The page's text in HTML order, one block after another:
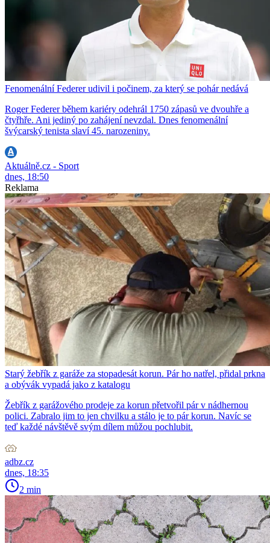
Fenomenální Federer udivil i počinem, za který se pohár nedává
Roger Federer během kariéry odehrál 1750 zápasů ve dvouhře a
čtyřhře. Ani jediný po zahájení nevzdal. Dnes fenomenální
švýcarský tenista slaví 45. narozeniny.
Aktuálně.cz - Sport
dnes, 18:50
Reklama
Starý žebřík z garáže za stopadesát korun. Pár ho natřel, přidal prkna
a obývák vypadá jako z katalogu
Žebřík z garážového prodeje za korun přetvořil pár v nádhernou
polici. Zabralo jim to jen chvilku a stálo je to pár korun. Navíc se
teď každé návštěvě svým dílem můžou pochlubit.
adbz.cz
dnes, 18:35
2 min